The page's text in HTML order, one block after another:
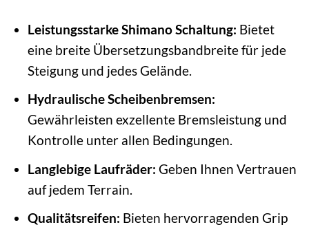
Leistungsstarke Shimano Schaltung: Bietet
eine breite Übersetzungsbandbreite für jede
Steigung und jedes Gelände.
Hydraulische Scheibenbremsen:
Gewährleisten exzellente Bremsleistung und
Kontrolle unter allen Bedingungen.
Langlebige Laufräder: Geben Ihnen Vertrauen
auf jedem Terrain.
Qualitätsreifen: Bieten hervorragenden Grip